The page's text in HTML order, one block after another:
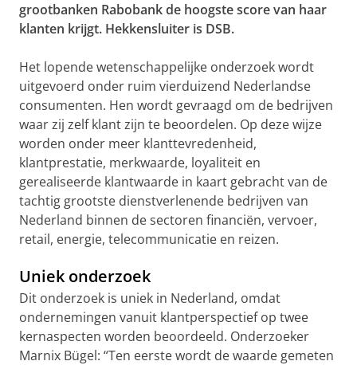
grootbanken Rabobank de hoogste score van haar
klanten krijgt. Hekkensluiter is DSB.
Het lopende wetenschappelijke onderzoek wordt
uitgevoerd onder ruim vierduizend Nederlandse
consumenten. Hen wordt gevraagd om de bedrijven
waar zij zelf klant zijn te beoordelen. Op deze wijze
worden onder meer klanttevredenheid,
klantprestatie, merkwaarde, loyaliteit en
gerealiseerde klantwaarde in kaart gebracht van de
tachtig grootste dienstverlenende bedrijven van
Nederland binnen de sectoren financiën, vervoer,
retail, energie, telecommunicatie en reizen.
Uniek onderzoek
Dit onderzoek is uniek in Nederland, omdat
ondernemingen vanuit klantperspectief op twee
kernaspecten worden beoordeeld. Onderzoeker
Marnix Bügel: “Ten eerste wordt de waarde gemeten